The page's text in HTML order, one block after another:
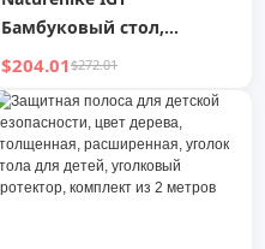
Бамбуковый стол,
переносной, для кемпинга
на природе, складной, для
пикника, барбекю
$204.01$272.01